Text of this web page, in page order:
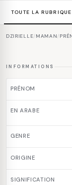
TOUTE LA RUBRIQUE
DZIRIELLE/ MAMAN/
INFORMATIONS
PRÉNOM
EN ARABE
GENRE
ORIGINE
SIGNIFICATION